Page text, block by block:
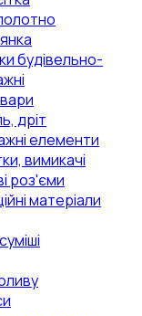
будівельно-
дріт
елементи
вимикачі
роз'єми
матеріали